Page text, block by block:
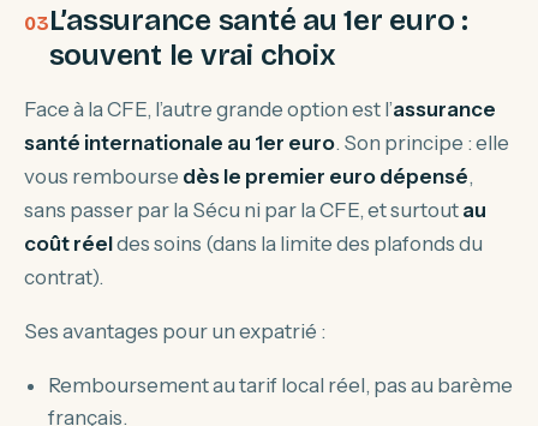
L’assurance santé au 1er euro :
souvent le vrai choix
Face à la CFE, l’autre grande option est l’assurance
santé internationale au 1er euro. Son principe : elle
vous rembourse dès le premier euro dépensé,
sans passer par la Sécu ni par la CFE, et surtout au
coût réeldes soins (dans la limite des plafonds du
contrat).
Ses avantages pour un expatrié :
Remboursement au tarif local réel, pas au barème
français.